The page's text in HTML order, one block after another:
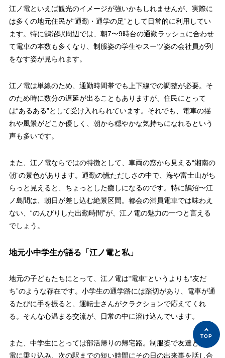
江ノ電といえば観光のイメージが強いかもしれませんが、実際に
は多くの地元住民が“通勤・通学の足”として日常的に利用してい
ます。特に鵠沼駅周辺では、朝7〜9時台の通勤ラッシュに合わせ
て電車の本数も多くなり、制服姿の学生やスーツ姿の会社員が列
をなす姿が見られます。
江ノ電は単線のため、通勤時間帯でも上下線での調整が必要。そ
のため時に数分の遅延が出ることもありますが、住民にとって
は“あるある”として受け入れられています。それでも、電車の揺
れや風景がどこか優しく、朝から穏やかな気持ちになれるという
声も多いです。
また、江ノ電ならではの特徴として、車両の窓から見える“湘南の
朝”の景色があります。通勤の慌ただしさの中で、海や富士山がち
らっと見えると、ちょっとした癒しになるのです。特に鵠沼〜江
ノ島間は、朝日が差し込む絶景区間。都会の満員電車では味わえ
ない、“のんびりした出勤時間”が、江ノ電の魅力の一つと言える
でしょう。
地元小中学生が語る「江ノ電と私」
地元の子どもたちにとって、江ノ電は“電車”というよりも“友だ
ち”のような存在です。小学生の通学路には踏切があり、電車が通
るたびに手を振ると、運転士さんがクラクションで応えてくれ
る。そんな心温まる交流が、日常の中に溶け込んでいます。
また、中学生にとっては部活帰りの帰宅路。制服姿で友達と江ノ
電に乗り込み、次の駅までの短い時間にその日の出来事を話し合